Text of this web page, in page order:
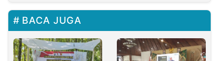
BACA JUGA